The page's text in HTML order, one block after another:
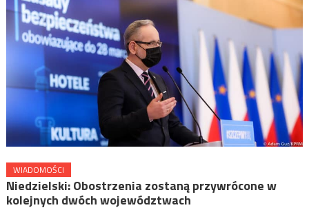
WIADOMOŚCI
Niedzielski: Obostrzenia zostaną przywrócone w
kolejnych dwóch województwach